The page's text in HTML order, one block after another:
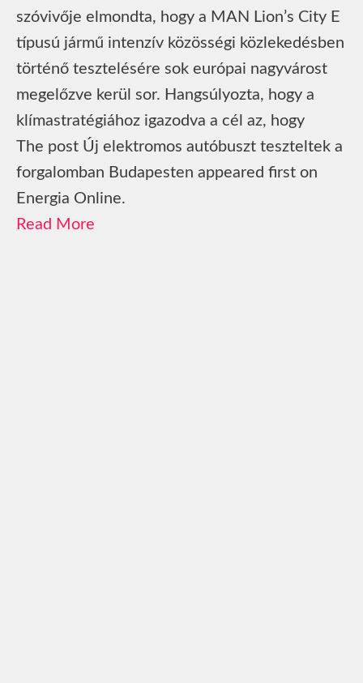
szóvivője elmondta, hogy a MAN Lion’s City E
típusú jármű intenzív közösségi közlekedésben
történő tesztelésére sok európai nagyvárost
megelőzve kerül sor. Hangsúlyozta, hogy a
klímastratégiához igazodva a cél az, hogy
The post Új elektromos autóbuszt teszteltek a
forgalomban Budapesten appeared first on
Energia Online.
Read More